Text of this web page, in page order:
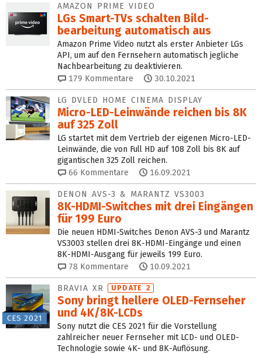
AMAZON PRIME VIDEO
LGs Smart-TVs schalten Bild­
bearbeitung automatisch aus
Amazon Prime Video nutzt als erster Anbieter LGs
API, um auf den Fernsehern automatisch jegliche
Nachbearbeitung zu deaktivieren.
179 Kommentare 30.10.2021
LG DVLED HOME CINEMA DISPLAY
Micro-LED-Leinwände reichen bis 8K
auf 325 Zoll
LG startet mit dem Vertrieb der eigenen Micro-LED-
Leinwände, die von Full HD auf 108 Zoll bis 8K auf
gigantischen 325 Zoll reichen.
66 Kommentare 16.09.2021
DENON AVS-3 & MARANTZ VS3003
8K-HDMI-Switches mit drei Eingängen
für 199 Euro
Die neuen HDMI-Switches Denon AVS-3 und Marantz
VS3003 stellen drei 8K-HDMI-Eingänge und einen
8K-HDMI-Ausgang für jeweils 199 Euro.
78 Kommentare 10.09.2021
CES 2021
BRAVIA XR UPDATE 2
Sony bringt hellere OLED-Fernseher
und 4K/8K-LCDs
Sony nutzt die CES 2021 für die Vorstellung
zahlreicher neuer Fernseher mit LCD- und OLED-
Technologie sowie 4K- und 8K-Auflösung.